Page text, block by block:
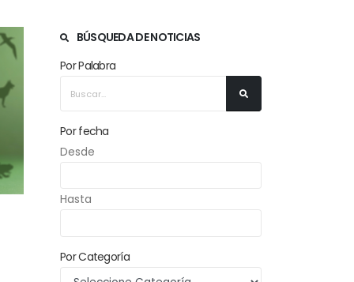
BÚSQUEDA DE NOTICIAS
Por Palabra
Por fecha
Desde
Hasta
Por Categoría